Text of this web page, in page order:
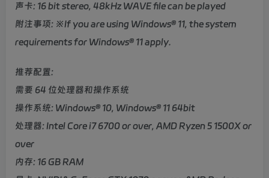
声卡: 16 bit stereo, 48kHz WAVE file can be played
附注事项: ※If you are using Windows® 11, the system
requirements for Windows® 11 apply.
推荐配置:
需要 64 位处理器和操作系统
操作系统: Windows® 10, Windows® 11 64bit
处理器: Intel Core i7 6700 or over, AMD Ryzen 5 1500X or
over
内存: 16 GB RAM